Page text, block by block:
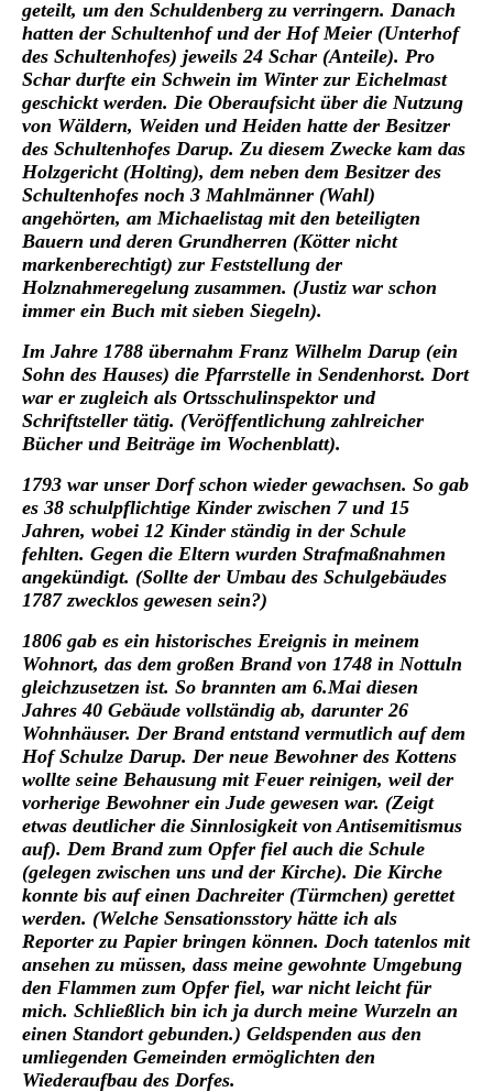
geteilt, um den Schuldenberg zu verringern. Danach
hatten der Schultenhof und der Hof Meier (Unterhof
des Schultenhofes) jeweils 24 Schar (Anteile). Pro
Schar durfte ein Schwein im Winter zur Eichelmast
geschickt werden. Die Oberaufsicht über die Nutzung
von Wäldern, Weiden und Heiden hatte der Besitzer
des Schultenhofes Darup. Zu diesem Zwecke kam das
Holzgericht (Holting), dem neben dem Besitzer des
Schultenhofes noch 3 Mahlmänner (Wahl)
angehörten, am Michaelistag mit den beteiligten
Bauern und deren Grundherren (Kötter nicht
markenberechtigt) zur Feststellung der
Holznahmeregelung zusammen. (Justiz war schon
immer ein Buch mit sieben Siegeln).
Im Jahre 1788 übernahm Franz Wilhelm Darup (ein
Sohn des Hauses) die Pfarrstelle in Sendenhorst. Dort
war er zugleich als Ortsschulinspektor und
Schriftsteller tätig. (Veröffentlichung zahlreicher
Bücher und Beiträge im Wochenblatt).
1793 war unser Dorf schon wieder gewachsen. So gab
es 38 schulpflichtige Kinder zwischen 7 und 15
Jahren, wobei 12 Kinder ständig in der Schule
fehlten. Gegen die Eltern wurden Strafmaßnahmen
angekündigt. (Sollte der Umbau des Schulgebäudes
1787 zwecklos gewesen sein?)
1806 gab es ein historisches Ereignis in meinem
Wohnort, das dem großen Brand von 1748 in Nottuln
gleichzusetzen ist. So brannten am 6.Mai diesen
Jahres 40 Gebäude vollständig ab, darunter 26
Wohnhäuser. Der Brand entstand vermutlich auf dem
Hof Schulze Darup. Der neue Bewohner des Kottens
wollte seine Behausung mit Feuer reinigen, weil der
vorherige Bewohner ein Jude gewesen war. (Zeigt
etwas deutlicher die Sinnlosigkeit von Antisemitismus
auf). Dem Brand zum Opfer fiel auch die Schule
(gelegen zwischen uns und der Kirche). Die Kirche
konnte bis auf einen Dachreiter (Türmchen) gerettet
werden. (Welche Sensationsstory hätte ich als
Reporter zu Papier bringen können. Doch tatenlos mit
ansehen zu müssen, dass meine gewohnte Umgebung
den Flammen zum Opfer fiel, war nicht leicht für
mich. Schließlich bin ich ja durch meine Wurzeln an
einen Standort gebunden.) Geldspenden aus den
umliegenden Gemeinden ermöglichten den
Wiederaufbau des Dorfes.